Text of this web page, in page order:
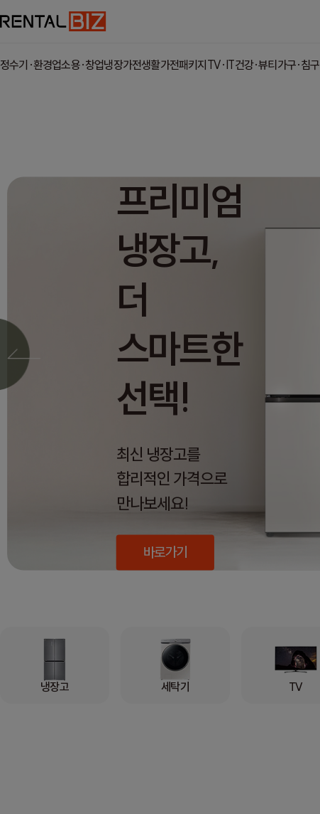
정수기·환경업소용·창업냉장가전생활가전패키지 TV·IT건강·뷰티 가구·침구
프리미엄
냉장고,
더
스마트한
선택!
최신 냉장고를
합리적인 가격으로
만나보세요!
바로가기
냉장고 세탁기 TV